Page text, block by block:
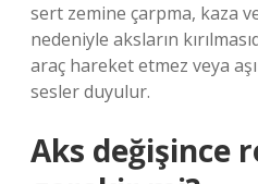
sert zemine çarpma, kaza
nedeniyle aksların
araç hareket etmez veya
sesler duyulur.
Aks değişince